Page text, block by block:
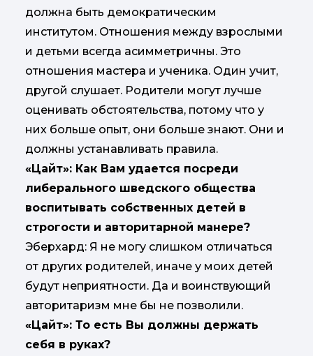
должна быть демократическим
институтом. Отношения между взрослыми
и детьми всегда асимметричны. Это
отношения мастера и ученика. Один учит,
другой слушает. Родители могут лучше
оценивать обстоятельства, потому что у
них больше опыт, они больше знают. Они и
должны устанавливать правила.
«Цайт»: Как Вам удается посреди
либерального шведского общества
воспитывать собственных детей в
строгости и авторитарной манере?
Эберхард: Я не могу слишком отличаться
от других родителей, иначе у моих детей
будут неприятности. Да и воинствующий
авторитаризм мне бы не позволили.
«Цайт»: То есть Вы должны держать
себя в руках?